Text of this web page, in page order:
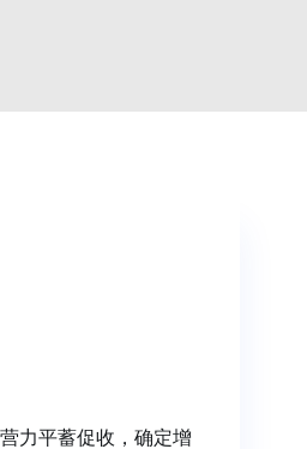
力平蓄促收，确定增